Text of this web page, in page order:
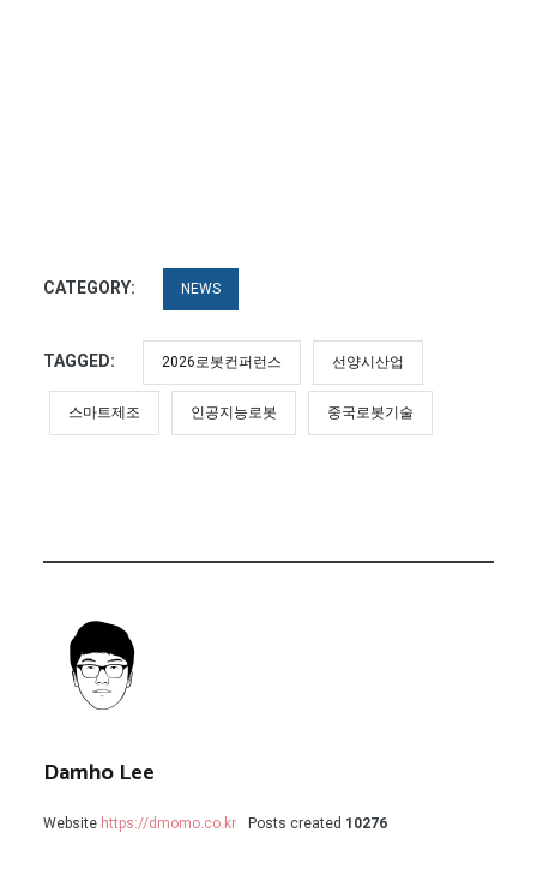
CATEGORY: NEWS
TAGGED: 2026로봇컨퍼런스 선양시산업
스마트제조 인공지능로봇 중국로봇기술
Damho Lee
Website https://dmomo.co.kr Posts created 10276